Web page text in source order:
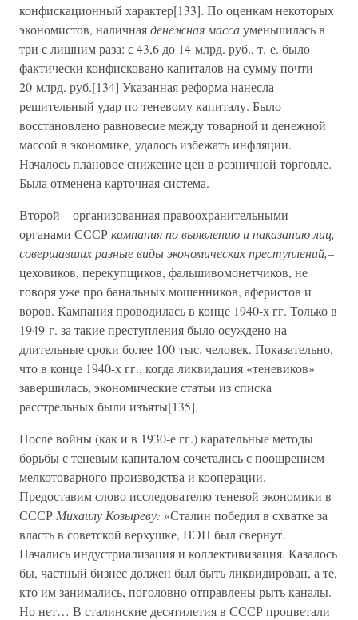
конфискационный характер[133]. По оценкам некоторых
экономистов, наличнаяденежная массауменьшилась в
три с лишним раза: с 43,6 до 14 млрд. руб., т. е. было
фактически конфисковано капиталов на сумму почти
20 млрд. руб.[134] Указанная реформа нанесла
решительный удар по теневому капиталу. Было
восстановлено равновесие между товарной и денежной
массой в экономике, удалось избежать инфляции.
Началось плановое снижение цен в розничной торговле.
Была отменена карточная система.
Второй – организованная правоохранительными
органами СССРкампания по выявлению и наказанию лиц,
совершавших разные виды экономических преступлений,–
цеховиков, перекупщиков, фальшивомонетчиков, не
говоря уже про банальных мошенников, аферистов и
воров. Кампания проводилась в конце 1940-х гг. Только в
1949 г. за такие преступления было осуждено на
длительные сроки более 100 тыс. человек. Показательно,
что в конце 1940-х гг., когда ликвидация «теневиков»
завершилась, экономические статьи из списка
расстрельных были изъяты[135].
После войны (как и в 1930-е гг.) карательные методы
борьбы с теневым капиталом сочетались с поощрением
мелкотоварного производства и кооперации.
Предоставим слово исследователю теневой экономики в
СССР Михаилу Козыреву: «Сталин победил в схватке за
власть в советской верхушке, НЭП был свернут.
Начались индустриализация и коллективизация. Казалось
бы, частный бизнес должен был быть ликвидирован, а те,
кто им занимались, поголовно отправлены рыть каналы.
Но нет… В сталинские десятилетия в СССР процветали